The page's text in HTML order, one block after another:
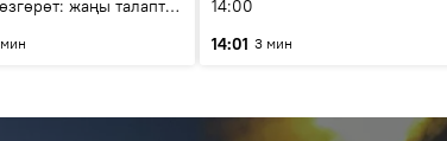
жаңы талаптар
14:00
14:01 3 мин